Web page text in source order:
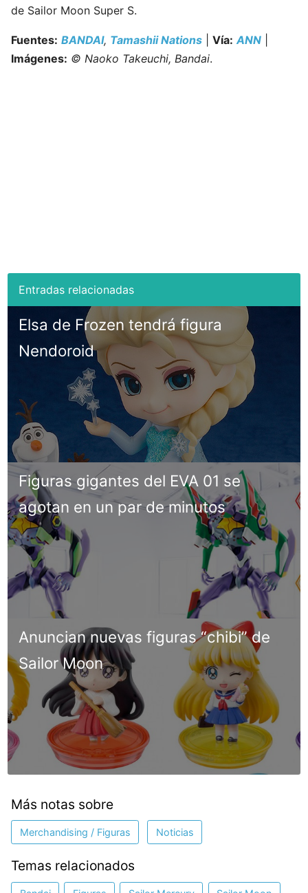
de Sailor Moon Super S.
Fuentes: BANDAI, Tamashii Nations Vía: ANN
Imágenes: © Naoko Takeuchi, Bandai.
Elsa de Frozen tendrá figura
Nendoroid
Figuras gigantes del EVA 01 se
agotan en un par de minutos
Anuncian nuevas figuras “chibi” de
Sailor Moon
Más notas sobre
Merchandising / Figuras Noticias
Temas relacionados